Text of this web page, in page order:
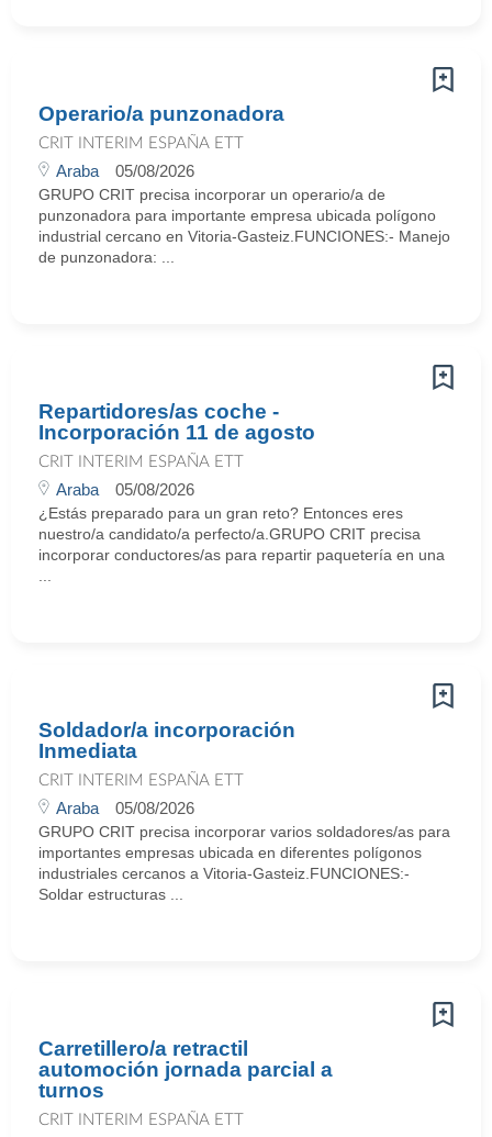
Operario/a punzonadora
CRIT INTERIM ESPAÑA ETT
Araba 05/08/2026
GRUPO CRIT precisa incorporar un operario/a de
punzonadora para importante empresa ubicada polígono
industrial cercano en Vitoria-Gasteiz.FUNCIONES:- Manejo
de punzonadora: ...
Repartidores/as coche -
Incorporación 11 de agosto
CRIT INTERIM ESPAÑA ETT
Araba 05/08/2026
¿Estás preparado para un gran reto? Entonces eres
nuestro/a candidato/a perfecto/a.GRUPO CRIT precisa
incorporar conductores/as para repartir paquetería en una
Soldador/a incorporación
Inmediata
CRIT INTERIM ESPAÑA ETT
Araba 05/08/2026
GRUPO CRIT precisa incorporar varios soldadores/as para
importantes empresas ubicada en diferentes polígonos
industriales cercanos a Vitoria-Gasteiz.FUNCIONES:-
Soldar estructuras ...
Carretillero/a retractil
automoción jornada parcial a
turnos
CRIT INTERIM ESPAÑA ETT